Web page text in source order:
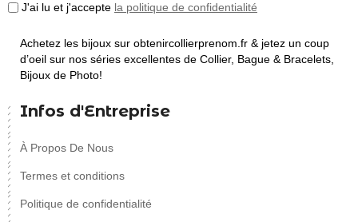
J'ai lu et j'accepte la politique de confidentialité
Achetez les bijoux sur obtenircollierprenom.fr & jetez un coup
d’oeil sur nos séries excellentes de Collier, Bague & Bracelets,
Bijoux de Photo!
Infos d'Entreprise
À Propos De Nous
Termes et conditions
Politique de confidentialité